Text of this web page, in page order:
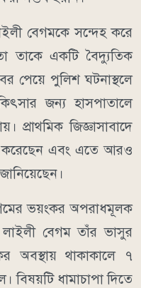
বেগমকে সন্দেহ করে
তাকে একটি বৈদ্যুতিক
পেয়ে পুলিশ ঘটনাস্থলে
জন্য হাসপাতালে
প্রাথমিক জিজ্ঞাসাবাদে
করেছেন এবং এতে আরও
ভয়ংকর অপরাধমূলক
বেগম তাঁর ভাসুর
অবস্থায় থাকাকালে ৭
বিষয়টি ধামাচাপা দিতে